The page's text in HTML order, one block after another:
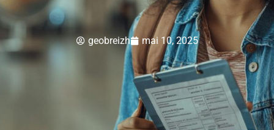
geobreizh mai 10, 2025